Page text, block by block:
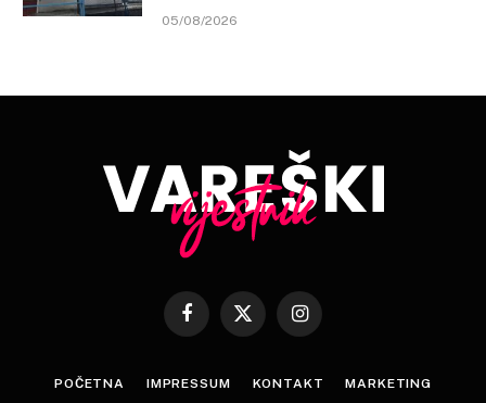
05/08/2026
Facebook
X
Instagram
POČETNA IMPRESSUM KONTAKT MARKETING